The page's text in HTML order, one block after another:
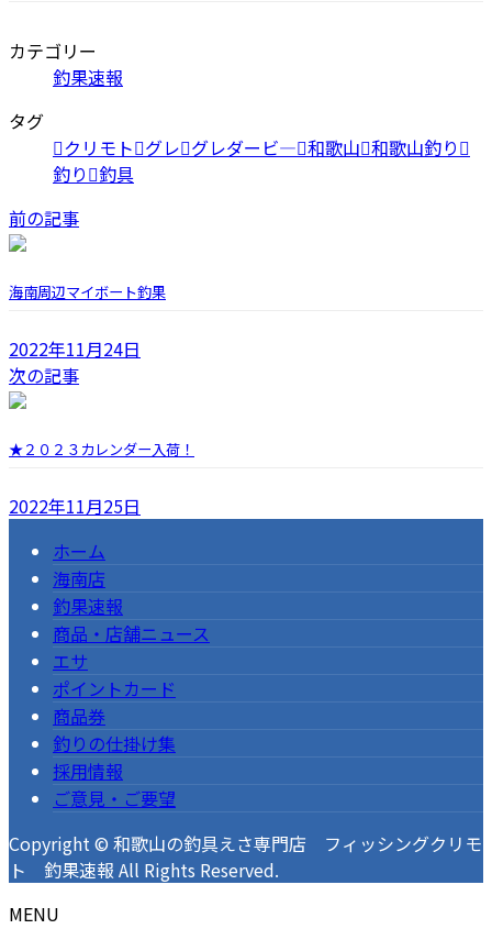
カテゴリー
釣果速報
タグ
クリモト グレ グレダービ― 和歌山 和歌山釣り
釣り 釣具
前の記事
海南周辺マイボート釣果
2022年11月24日
次の記事
★２０２３カレンダー入荷！
2022年11月25日
ホーム
海南店
釣果速報
商品・店舗ニュース
エサ
ポイントカード
商品券
釣りの仕掛け集
採用情報
ご意見・ご要望
Copyright © 和歌山の釣具えさ専門店 フィッシングクリモ
ト 釣果速報 All Rights Reserved.
MENU